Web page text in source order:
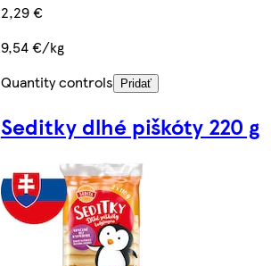
2,29 €
9,54 €/kg
Quantity controls
Pridať
Seditky dlhé piškóty 220 g